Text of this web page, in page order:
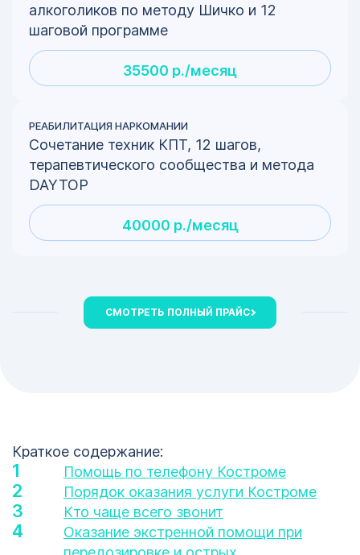
алкоголиков по методу Шичко и 12
шаговой программе
35500 р./месяц
РЕАБИЛИТАЦИЯ НАРКОМАНИИ
Сочетание техник КПТ, 12 шагов,
терапевтического сообщества и метода
DAYTOP
40000 р./месяц
СМОТРЕТЬ ПОЛНЫЙ ПРАЙС
Краткое содержание:
Помощь по телефону Костроме
Порядок оказания услуги Костроме
Кто чаще всего звонит
Оказание экстренной помощи при